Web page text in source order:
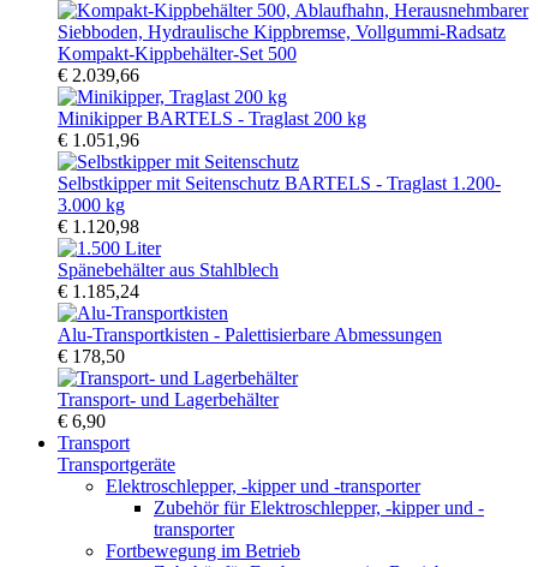
Kompakt-Kippbehälter-Set 500
€ 2.039,66
Minikipper BARTELS - Traglast 200 kg
€ 1.051,96
Selbstkipper mit Seitenschutz BARTELS - Traglast 1.200-
3.000 kg
€ 1.120,98
Spänebehälter aus Stahlblech
€ 1.185,24
Alu-Transportkisten - Palettisierbare Abmessungen
€ 178,50
Transport- und Lagerbehälter
€ 6,90
Transport
Transportgeräte
Elektroschlepper, -kipper und -transporter
Zubehör für Elektroschlepper, -kipper und -
transporter
Fortbewegung im Betrieb